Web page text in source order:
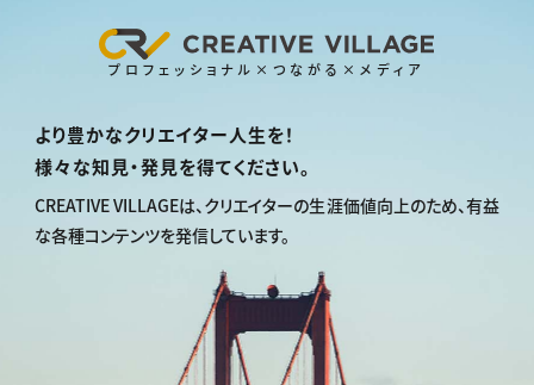
プロフェッショナル×つながる×メディア
より豊かなクリエイター人生を！
様々な知見・発見を得てください。
CREATIVE VILLAGEは、クリエイターの生涯価値向上のため、有益
な各種コンテンツを発信しています。